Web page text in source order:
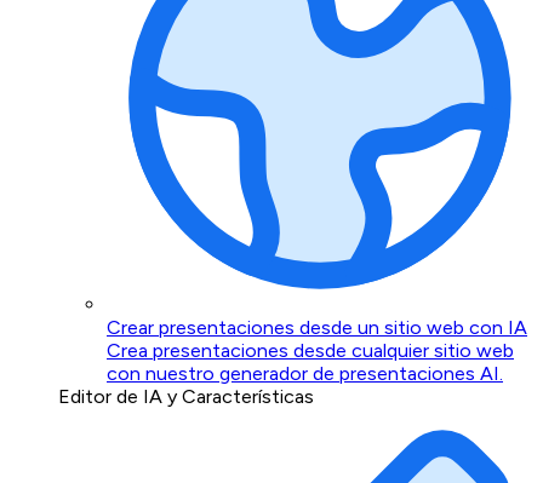
Crear presentaciones desde un sitio web con IA
Crea presentaciones desde cualquier sitio web
con nuestro generador de presentaciones AI.
Editor de IA y Características